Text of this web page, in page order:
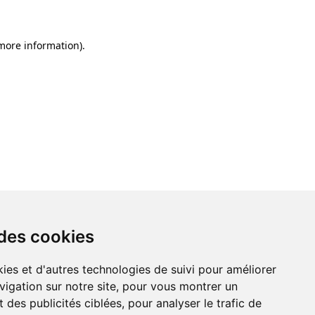
cookies
et d'autres technologies de suivi pour améliorer
sur notre site, pour vous montrer un
des publicités ciblées, pour analyser le trafic de
information).